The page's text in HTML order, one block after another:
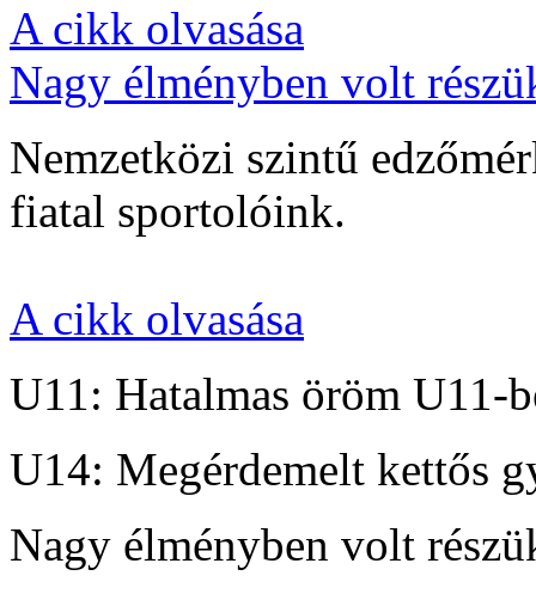
A cikk olvasása
Nagy élményben volt
Nemzetközi szintű
fiatal sportolóink.
A cikk olvasása
U11: Hatalmas öröm U11-
U14: Megérdemelt kettős
Nagy élményben volt